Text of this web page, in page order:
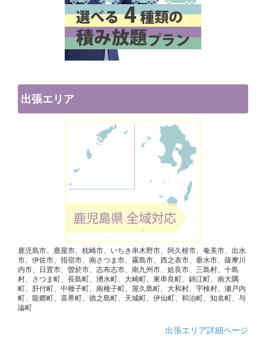
出張エリア
鹿児島市、鹿屋市、枕崎市、いちき串木野市、阿久根市、奄美市、出水
市、伊佐市、指宿市、南さつま市、霧島市、西之表市、垂水市、薩摩川
内市、日置市、曽於市、志布志市、南九州市、姶良市、三島村、十島
村、さつま町、長島町、湧水町、大崎町、東串良町、錦江町、南大隅
町、肝付町、中種子町、南種子町、屋久島町、大和村、宇検村、瀬戸内
町、龍郷町、喜界町、徳之島町、天城町、伊仙町、和泊町、知名町、与
論町
出張エリア詳細ページ